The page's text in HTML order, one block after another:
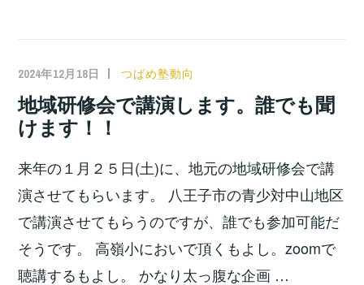
集！！
2024年12月18日
小
宮
位
つばめ塾動向
地域研修会で講演します。誰でも聞
けます！！
来年の１月２５日(土)に、地元の地域研修会で講
演させてもらいます。 八王子市の青少対中山地区
で講演させてもらうのですが、誰でも参加可能だ
そうです。 高嶺小においで頂くもよし。zoomで
聴講するもよし。 かなり太っ腹な企画 …